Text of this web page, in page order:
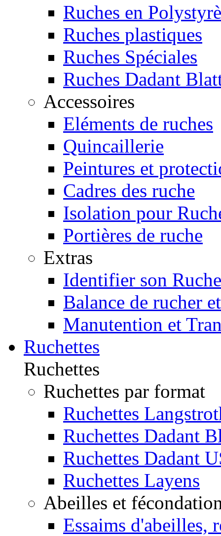
Ruches en
Ruches plastiques
Ruches Spéciales
Ruches Dadant
Accessoires
Eléments de ruches
Quincaillerie
Peintures et
Cadres des ruche
Isolation pour
Portières de ruche
Extras
Identifier son
Balance de rucher
Manutention et
Ruchettes
Ruchettes
Ruchettes par format
Ruchettes
Ruchettes Dadant
Ruchettes Dadant
Ruchettes Layens
Abeilles et
Essaims d'abeilles,